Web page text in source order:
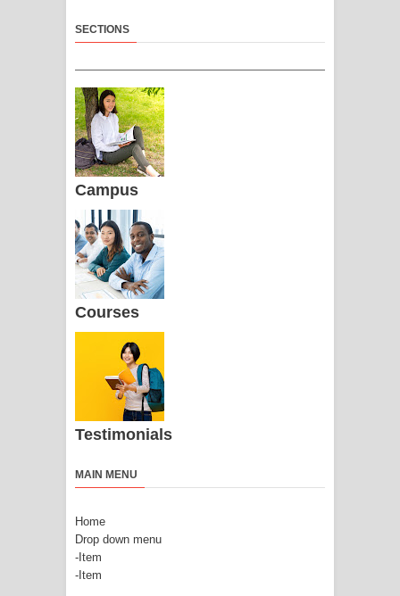
SECTIONS
Campus
Courses
Testimonials
MAIN MENU
Home
Drop down menu
-Item
-Item